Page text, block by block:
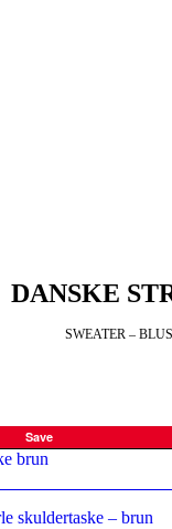
DANSKE
SWEATER –
Save
skuldertaske – brun